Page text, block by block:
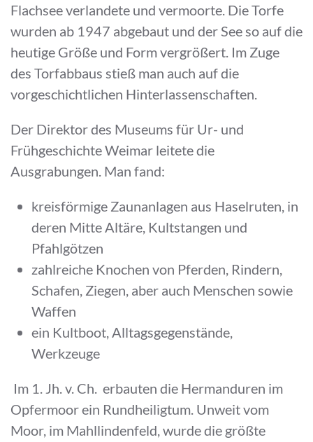
Flachsee verlandete und vermoorte. Die Torfe
wurden ab 1947 abgebaut und der See so auf die
heutige Größe und Form vergrößert. Im Zuge
des Torfabbaus stieß man auch auf die
vorgeschichtlichen Hinterlassenschaften.
Der Direktor des Museums für Ur- und
Frühgeschichte Weimar leitete die
Ausgrabungen. Man fand:
kreisförmige Zaunanlagen aus Haselruten, in
deren Mitte Altäre, Kultstangen und
Pfahlgötzen
zahlreiche Knochen von Pferden, Rindern,
Schafen, Ziegen, aber auch Menschen sowie
Waffen
ein Kultboot, Alltagsgegenstände,
Werkzeuge
Im 1. Jh. v. Ch. erbauten die Hermanduren im
Opfermoor ein Rundheiligtum. Unweit vom
Moor, im Mahllindenfeld, wurde die größte